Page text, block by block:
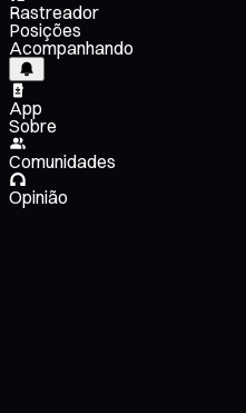
Rastreador
Posições
Acompanhando
App
Sobre
Comunidades
Opinião